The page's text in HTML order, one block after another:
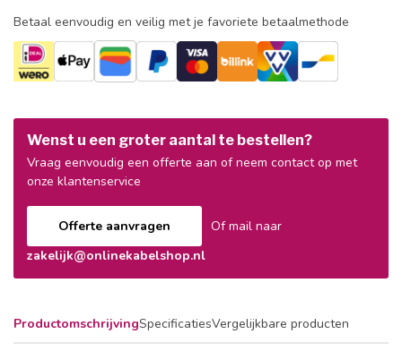
Betaal eenvoudig en veilig met je favoriete betaalmethode
Wenst u een groter aantal te bestellen?
Vraag eenvoudig een offerte aan of neem contact op met
onze klantenservice
Offerte aanvragen
Of mail naar
zakelijk@onlinekabelshop.nl
ProductomschrijvingSpecificatiesVergelijkbare producten